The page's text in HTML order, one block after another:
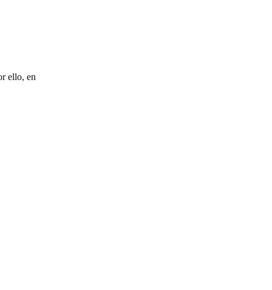
ello, en